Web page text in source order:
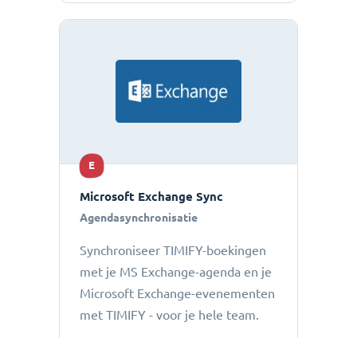
E
Microsoft Exchange Sync
Agendasynchronisatie
Synchroniseer TIMIFY-boekingen
met je MS Exchange-agenda en je
Microsoft Exchange-evenementen
met TIMIFY - voor je hele team.